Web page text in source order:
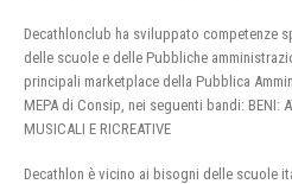
Decathlonclub ha sviluppato competenze
delle scuole e delle Pubbliche
principali marketplace della Pubblica
MEPA di Consip, nei seguenti bandi: BENI:
MUSICALI E RICREATIVE
Decathlon è vicino ai bisogni delle scuole